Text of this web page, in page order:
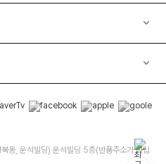
, 운석빌딩) 운석빌딩 5층(반품주소가 아닙